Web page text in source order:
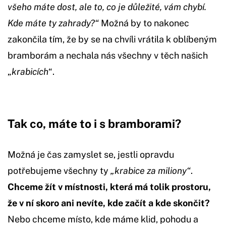
všeho máte dost, ale to, co je důležité, vám chybí.
Kde máte ty zahrady?“ Možná by to nakonec
zakončila tím, že by se na chvíli vrátila k oblíbeným
bramborám a nechala nás všechny v těch našich
„krabicích“.
Tak co, máte to i s bramborami?
Možná je čas zamyslet se, jestli opravdu
potřebujeme všechny ty „krabice za miliony“.
Chceme žít v místnosti, která má tolik prostoru,
že v ní skoro ani nevíte, kde začít a kde skončit?
Nebo chceme místo, kde máme klid, pohodu a